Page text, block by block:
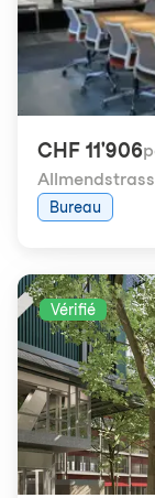
CHF 11'906
Bureau
Vérifié